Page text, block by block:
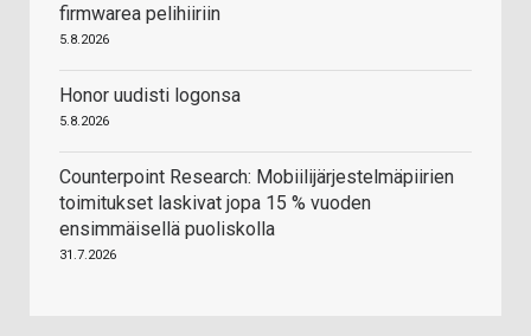
firmwarea pelihiiriin
5.8.2026
Honor uudisti logonsa
5.8.2026
Counterpoint Research: Mobiilijärjestelmäpiirien
toimitukset laskivat jopa 15 % vuoden
ensimmäisellä puoliskolla
31.7.2026